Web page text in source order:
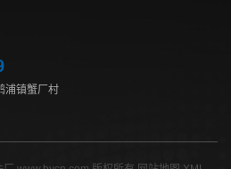
浦镇蟹厂村